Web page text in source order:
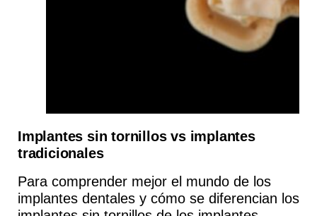
Implantes sin tornillos vs implantes
tradicionales
Para comprender mejor el mundo de los
implantes dentales y cómo se diferencian los